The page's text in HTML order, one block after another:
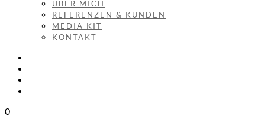
ÜBER MICH
REFERENZEN & KUNDEN
MEDIA KIT
KONTAKT
0